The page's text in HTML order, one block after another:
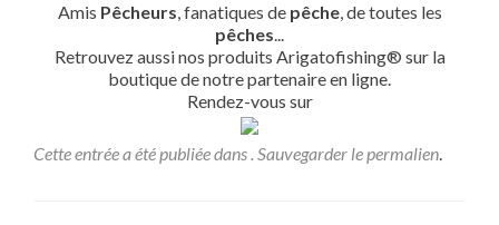
Amis Pêcheurs, fanatiques de pêche, de toutes les
pêches...
Retrouvez aussi nos produits Arigatofishing® sur la
boutique de notre partenaire en ligne.
Rendez-vous sur
Cette entrée a été publiée dans . Sauvegarder lepermalien.